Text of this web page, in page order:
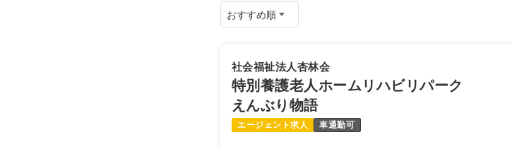
社会福祉法人杏林会
特別養護老人ホームリハビリパーク
えんぶり物語
エージェント求人 車通勤可